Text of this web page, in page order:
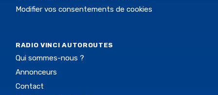
Modifier vos consentements de cookies
RADIO VINCI AUTOROUTES
Qui sommes-nous ?
Annonceurs
Contact